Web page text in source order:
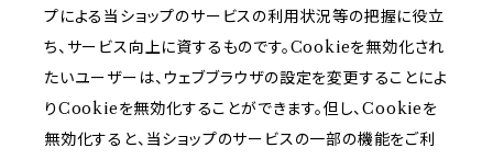
プによる当ショップのサービスの利用状況等の把握に役立
ち、サービス向上に資するものです。Cookieを無効化され
たいユーザーは、ウェブブラウザの設定を変更することによ
りCookieを無効化することができます。但し、Cookieを
無効化すると、当ショップのサービスの一部の機能をご利